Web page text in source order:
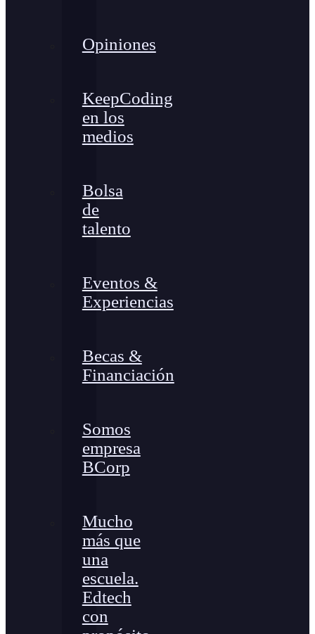
Opiniones
KeepCoding
en los
medios
Bolsa
de
talento
Eventos &
Experiencias
Becas &
Financiación
Somos
empresa
BCorp
Mucho
más que
una
escuela.
Edtech
con